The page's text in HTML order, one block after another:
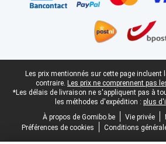
Pied-de-page légal
Les prix mentionnés sur cette page
contraire. Les prix ne comprennent pas
*Les délais de livraison ne s'appliquent pas à
les méthodes d'expédition : plus
À propos de Gomibo.be
Vie privée
Préférences de cookies
Conditions